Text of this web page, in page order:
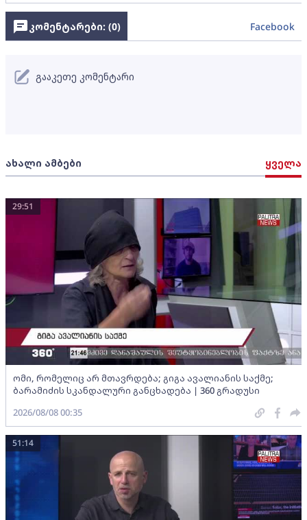
ახალი ამბები ყველა
ომი, რომელიც არ მთავრდება; გიგა ავალიანის საქმე;
ბარამიძის სკანდალური განცხადება | 360 გრადუსი
29:51
2026/08/08 00:35
51:14
კომენტარები: (0) Facebook
გააკეთე კომენტარი